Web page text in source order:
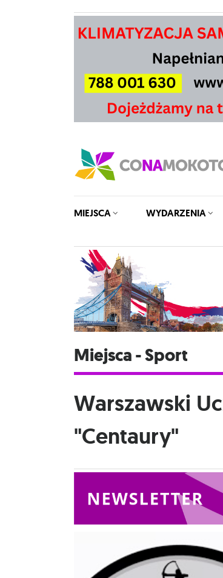
MIEJSCA WYDARZENIA
Miejsca - Sport
Warszawski
"Centaury"